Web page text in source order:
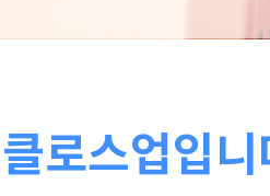
로스업입니